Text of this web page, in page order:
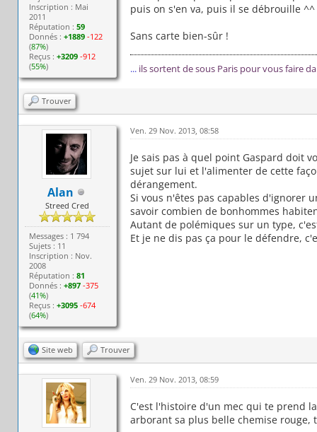
Inscription : Mai
2011
Réputation :59
Donnés :+1889 -122
(87%)
Reçus :+3209 -912
(55%)
puis on s'en va, puis il se débrouille ^^
Sans carte bien-sûr !
... ils sortent de sous Paris pour vous faire
Trouver
Alan
Streed Cred
Messages : 1 794
Sujets : 11
Inscription : Nov.
2008
Réputation :81
Donnés :+897 -375
(41%)
Reçus :+3095 -674
(64%)
Ven. 29 Nov. 2013, 08:58
Je sais pas à quel point Gaspard doit
sujet sur lui et l'alimenter de cette
dérangement.
Si vous n'êtes pas capables d'ignorer
savoir combien de bonhommes
Autant de polémiques sur un type,
Et je ne dis pas ça pour le défendre,
Site web Trouver
Ven. 29 Nov. 2013, 08:59
C'est l'histoire d'un mec qui te prend
arborant sa plus belle chemise